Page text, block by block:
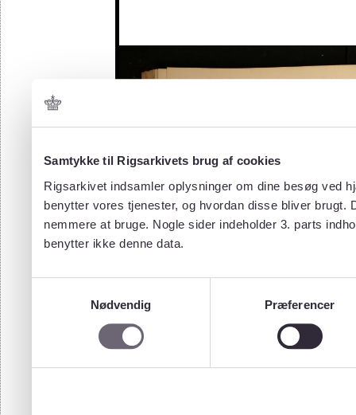
Samtykke til Rigsarkivets brug af cookies
Rigsarkivet indsamler oplysninger om dine besøg ved
benytter vores tjenester, og hvordan disse bliver
nemmere at bruge. Nogle sider indeholder 3. parts
benytter ikke denne data.
Nødvendig
Præferencer